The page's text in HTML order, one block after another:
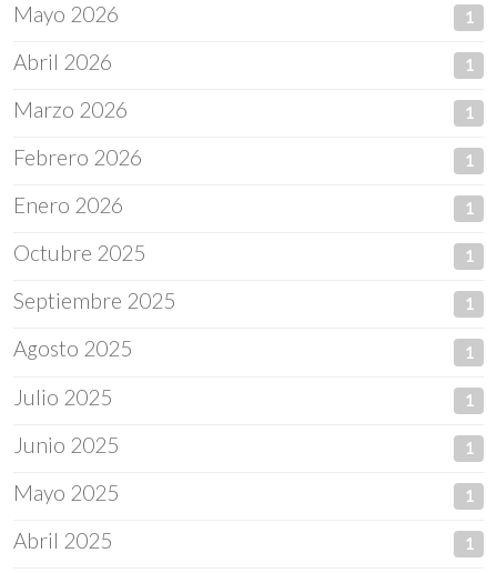
Mayo 2026 1
Abril 2026 1
Marzo 2026 1
Febrero 2026 1
Enero 2026 1
Octubre 2025 1
Septiembre 2025 1
Agosto 2025 1
Julio 2025 1
Junio 2025 1
Mayo 2025 1
Abril 2025 1